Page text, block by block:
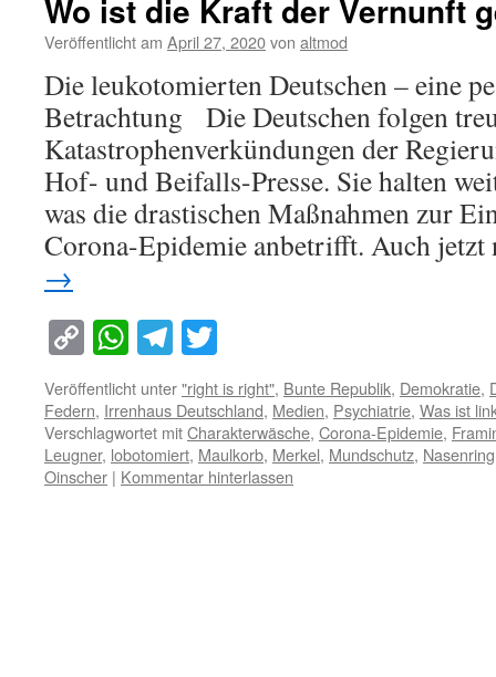
Wo ist die Kraft der Vernunft
Veröffentlicht am April 27, 2020von altmod
Die leukotomierten Deutschen – eine
Betrachtung Die Deutschen folgen
Katastrophenverkündungen der
Hof- und Beifalls-Presse. Sie halten
was die drastischen Maßnahmen zur
Corona-Epidemie anbetrifft. Auch
→
Copy
Link
WhatsApp
Telegram
Veröffentlicht unter"right is right", Bunte Republik, Demokratie,
Federn, Irrenhaus Deutschland, Medien, Psychiatrie, Was ist
Verschlagwortet mitCharakterwäsche, Corona-Epidemie,
Leugner, lobotomiert, Maulkorb, Merkel, Mundschutz, Nasenring
Oinscher | Kommentar hinterlassen